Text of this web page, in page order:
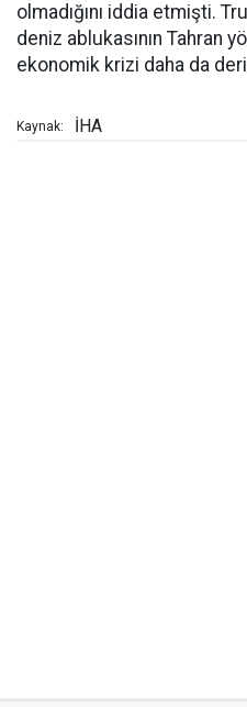
olmadığını iddia etmişti.
deniz ablukasının Tahran
ekonomik krizi daha da
Kaynak: İHA